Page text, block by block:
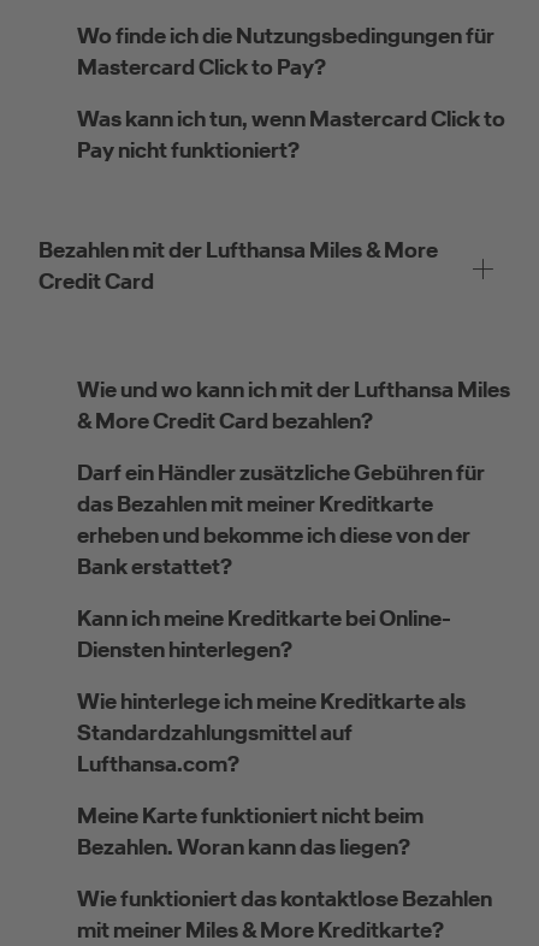
Wo finde ich die Nutzungsbedingungen für
Mastercard Click to Pay?
Was kann ich tun, wenn Mastercard Click to
Pay nicht funktioniert?
Bezahlen mit der Lufthansa Miles & More
Credit Card
Wie und wo kann ich mit der Lufthansa Miles
& More Credit Card bezahlen?
Darf ein Händler zusätzliche Gebühren für
das Bezahlen mit meiner Kreditkarte
erheben und bekomme ich diese von der
Bank erstattet?
Kann ich meine Kreditkarte bei Online-
Diensten hinterlegen?
Wie hinterlege ich meine Kreditkarte als
Standardzahlungsmittel auf
Lufthansa.com?
Meine Karte funktioniert nicht beim
Bezahlen. Woran kann das liegen?
Wie funktioniert das kontaktlose Bezahlen
mit meiner Miles & More Kreditkarte?